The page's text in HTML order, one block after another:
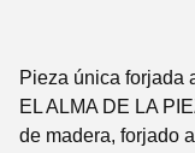
Pieza única forjada
EL ALMA DE LA
de madera, forjado